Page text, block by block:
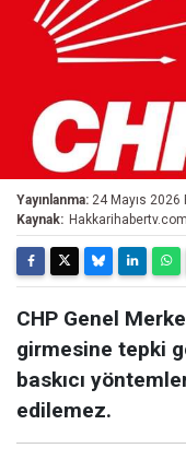
Yayınlanma: 24 Mayıs 2026
Kaynak: Hakkarihabertv.com
CHP Genel
girmesine tepki
baskıcı
edilemez.